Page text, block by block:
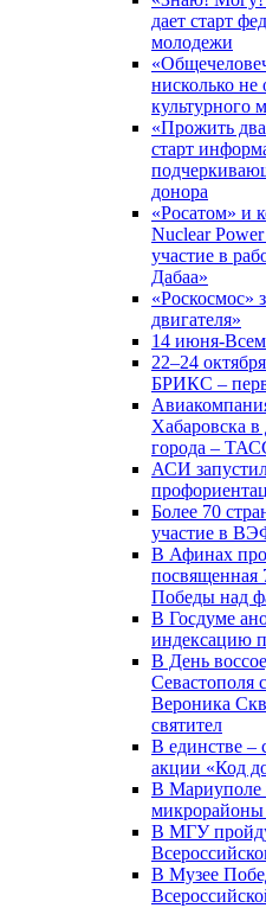
дает старт
молодежи
нисколько
культурного
«Прожить
старт
донора
«Росатом» и
Nuclear
участие в
Дабаа»
«Роскосмос»
двигателя»
14 июня-
22–24
БРИКС –
Хабаровска
города –
АСИ
Более 70
участие в
В Афинах
посвященная
Победы над
В Госдуме
индексацию
В День
Севастополя
Вероника
святител
В единстве –
акции «Код
В Мариуполе
В МГУ
В Музее